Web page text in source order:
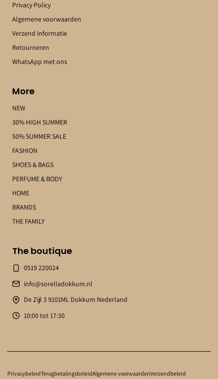
Privacy Policy
Algemene voorwaarden
Verzend informatie
Retourneren
WhatsApp met ons
More
NEW
30% HIGH SUMMER
50% SUMMER SALE
FASHION
SHOES & BAGS
PERFUME & BODY
HOME
BRANDS
THE FAMILY
The boutique
0519 220024
info@sorelladokkum.nl
De Zijl 3 9101ML Dokkum Nederland
10:00 tot 17:30
PrivacybeleidTerugbetalingsbeleidAlgemene voorwaardenVerzendbeleid